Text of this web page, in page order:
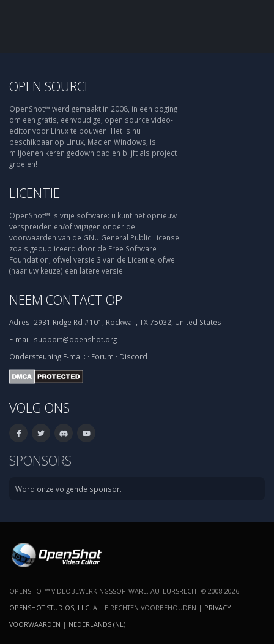
OPEN SOURCE
OpenShot™ werd gemaakt in 2008, in een poging
om een gratis, eenvoudige, open source video-
editor voor Linux te bouwen. Het is nu
beschikbaar op Linux, Mac en Windows, is
miljoenen keren gedownload en blijft als project
groeien!
LICENTIE
OpenShot™ is vrije software: u kunt het opnieuw
verspreiden en/of wijzigen onder de
voorwaarden van de GNU General Public License
zoals gepubliceerd door de Free Software
Foundation, ofwel versie 3 van de Licentie, ofwel
(naar uw keuze) een latere versie.
NEEM CONTACT OP
Adres: 2931 Ridge Rd #101, Rockwall, TX 75032, United States
E-mail: support@openshot.org
Ondersteuning E-mail: · Forum · Discord
VOLG ONS
SPONSORS
Word onze volgende sponsor.
OPENSHOT™ VIDEOBEWERKINGSSOFTWARE. AUTEURSRECHT © 2008-2026
OPENSHOT STUDIOS, LLC . ALLE RECHTEN VOORBEHOUDEN | PRIVACY |
VOORWAARDEN | NEDERLANDS (NL)